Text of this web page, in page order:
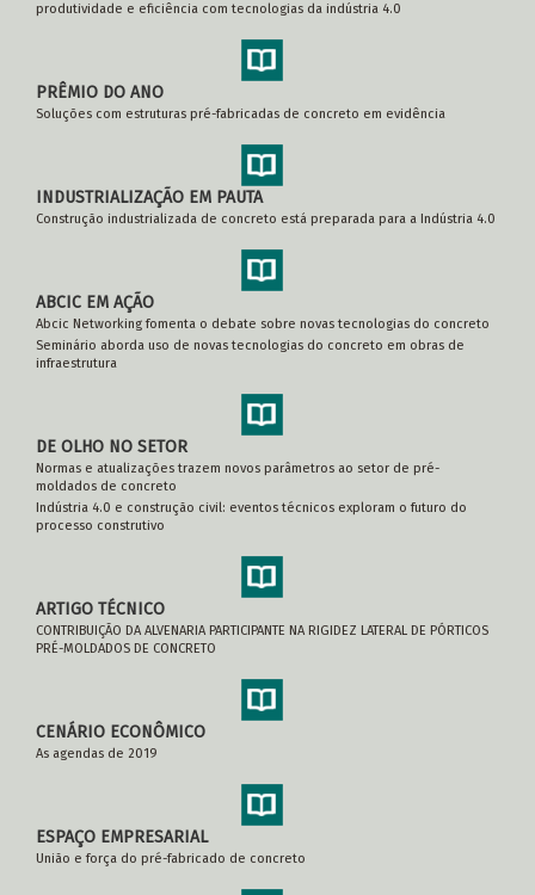
produtividade e eficiência com tecnologias da indústria 4.0
PRÊMIO DO ANO
Soluções com estruturas pré-fabricadas de concreto em evidência
INDUSTRIALIZAÇÃO EM PAUTA
Construção industrializada de concreto está preparada para a Indústria 4.0
ABCIC EM AÇÃO
Abcic Networking fomenta o debate sobre novas tecnologias do concreto
Seminário aborda uso de novas tecnologias do concreto em obras de
infraestrutura
DE OLHO NO SETOR
Normas e atualizações trazem novos parâmetros ao setor de pré-
moldados de concreto
Indústria 4.0 e construção civil: eventos técnicos exploram o futuro do
processo construtivo
ARTIGO TÉCNICO
CONTRIBUIÇÃO DA ALVENARIA PARTICIPANTE NA RIGIDEZ LATERAL DE PÓRTICOS
PRÉ-MOLDADOS DE CONCRETO
CENÁRIO ECONÔMICO
As agendas de 2019
ESPAÇO EMPRESARIAL
União e força do pré-fabricado de concreto